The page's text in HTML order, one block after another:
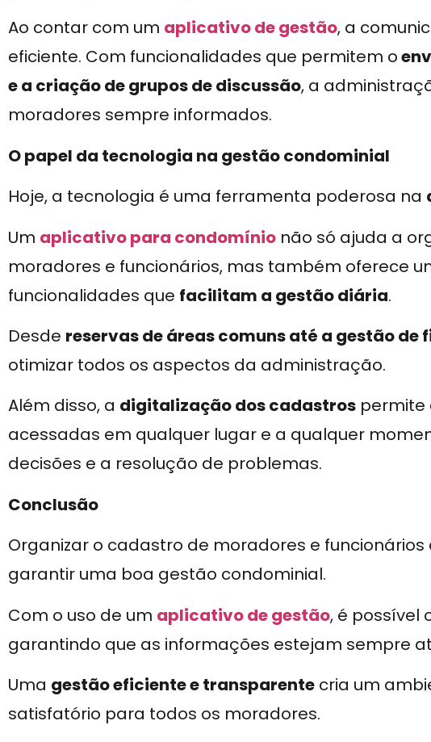
Ao contar com um aplicativo de gestão, a
eficiente. Com funcionalidades que permitem o
e a criação de grupos de discussão, a
moradores sempre informados.
O papel da tecnologia na gestão condominial
Hoje, a tecnologia é uma ferramenta poderosa na
Um aplicativo para condomínio não só ajuda a
moradores e funcionários, mas também oferece
funcionalidades que facilitam a gestão diária.
Desde reservas de áreas comuns até a gestão de
otimizar todos os aspectos da administração.
Além disso, a digitalização dos cadastros permite
acessadas em qualquer lugar e a qualquer
decisões e a resolução de problemas.
Conclusão
Organizar o cadastro de moradores e
garantir uma boa gestão condominial.
Com o uso de um aplicativo de gestão, é possível
garantindo que as informações estejam sempre
Uma gestão eficiente e transparente cria um
satisfatório para todos os moradores.